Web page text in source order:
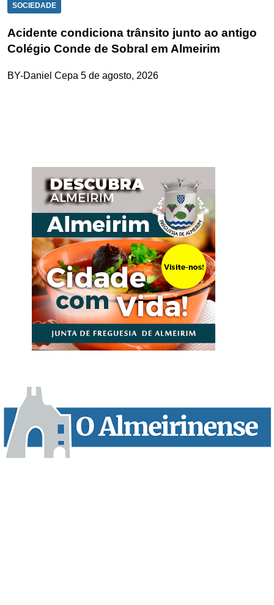
SOCIEDADE
Acidente condiciona trânsito junto ao antigo
Colégio Conde de Sobral em Almeirim
BY-Daniel Cepa 5 de agosto, 2026